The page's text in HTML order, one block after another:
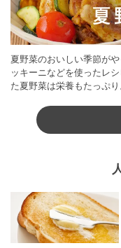
夏野菜のおいしい季節が
ッキーニなどを使ったレ
た夏野菜は栄養もたっぷ